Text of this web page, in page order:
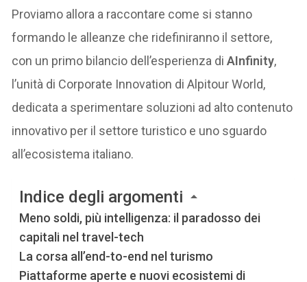
Proviamo allora a raccontare come si stanno
formando le alleanze che ridefiniranno il settore,
con un primo bilancio dell’esperienza diAInfinity,
l’unità di Corporate Innovation di Alpitour World,
dedicata a sperimentare soluzioni ad alto contenuto
innovativo per il settore turistico e uno sguardo
all’ecosistema italiano.
Indice degli argomenti
Meno soldi, più intelligenza: il paradosso dei
capitali nel travel-tech
La corsa all’end-to-end nel turismo
Piattaforme aperte e nuovi ecosistemi di